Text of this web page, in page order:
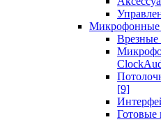
Микрофонные
[9]
Готовые